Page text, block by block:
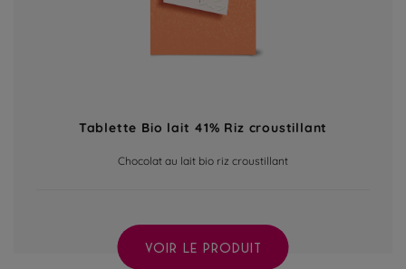
Tablette Bio lait 41% Riz croustillant
Chocolat au lait bio riz croustillant
VOIR LE PRODUIT